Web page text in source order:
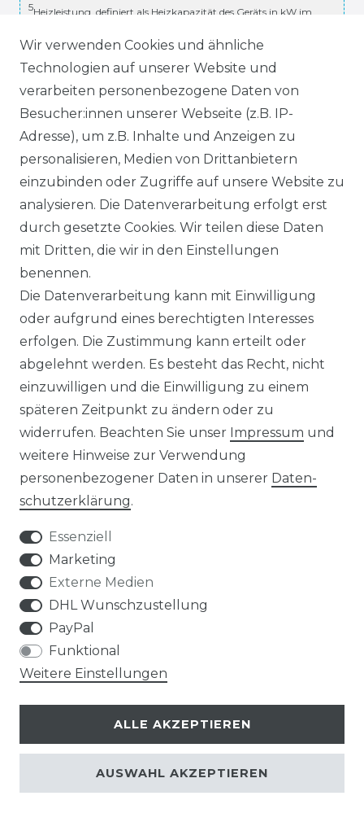
5Heizleistung, definiert als Heizkapazität des Geräts in kW im
6
7
8
* inkl. ges. MwSt. zzgl.Versandkosten
RECHTLICHES
AGB
IMPRESSUM
DATENSCHUTZERKLÄRUNG
BARRIEREFREIHEITSERKLÄRUNG
SERVICE & INFOS
ONLINE-KAUFBERATER
MONTAGESERVICE
BEZAHLUNG
Wir verwenden Cookies und ähnliche
Technologien auf unserer Website und
verarbeiten personenbezogene Daten von
Besucher:innen unserer Webseite (z.B. IP-
Adresse), um z.B. Inhalte und Anzeigen zu
personalisieren, Medien von Drittanbietern
einzubinden oder Zugriffe auf unsere Website zu
analysieren. Die Datenverarbeitung erfolgt erst
durch gesetzte Cookies. Wir teilen diese Daten
mit Dritten, die wir in den Einstellungen
benennen.
Die Datenverarbeitung kann mit Einwilligung
oder aufgrund eines berechtigten Interesses
erfolgen. Die Zustimmung kann erteilt oder
abgelehnt werden. Es besteht das Recht, nicht
einzuwilligen und die Einwilligung zu einem
späteren Zeitpunkt zu ändern oder zu
widerrufen. Beachten Sie unser Impressum und
weitere Hinweise zur Verwendung
personenbezogener Daten in unserer Daten­
schutz­erklärung.
Essenziell
Marketing
Externe Medien
DHL Wunschzustellung
PayPal
Funktional
Weitere Einstellungen
ALLE AKZEPTIEREN
AUSWAHL AKZEPTIEREN